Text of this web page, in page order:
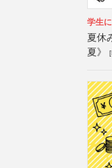
学生
夏休
夏》